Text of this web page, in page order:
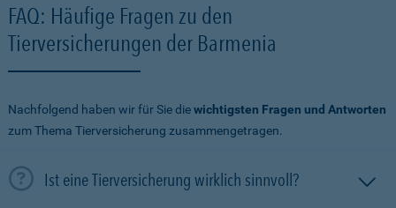
FAQ: Häufige Fragen zu den
Tierversicherungen der Barmenia
Nachfolgend haben wir für Sie diewichtigsten Fragen und Antworten
zum Thema Tierversicherung zusammengetragen.
Ist eine Tierversicherung wirklich sinnvoll?